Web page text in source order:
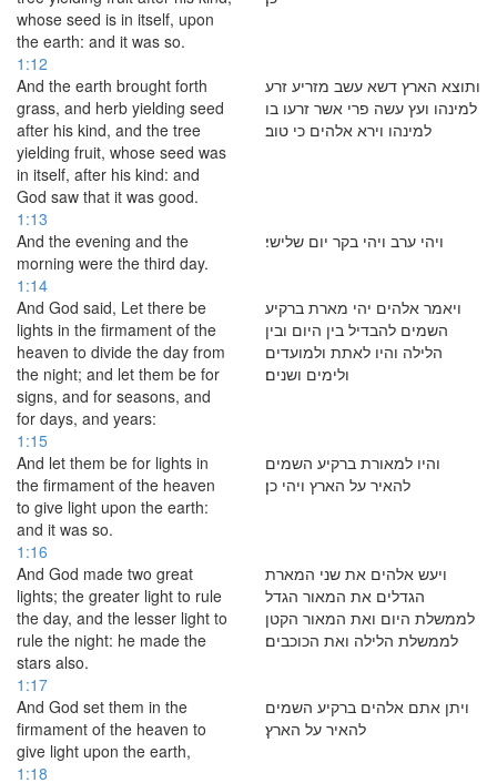
whose seed is in itself, upon
the earth: and it was so.
1:12
And the earth brought forth
grass, and herb yielding seed
after his kind, and the tree
yielding fruit, whose seed was
in itself, after his kind: and
God saw that it was good.
ותוצא הארץ דשא עשב מזריע זרע
למינהו ועץ עשה פרי אשר זרעו בו
למינהו וירא אלהים כי טוב׃
1:13
And the evening and the
morning were the third day.
ויהי ערב ויהי בקר יום שלישי׃
1:14
And God said, Let there be
lights in the firmament of the
heaven to divide the day from
the night; and let them be for
signs, and for seasons, and
for days, and years:
ויאמר אלהים יהי מארת ברקיע
השמים להבדיל בין היום ובין
הלילה והיו לאתת ולמועדים
ולימים ושנים׃
1:15
And let them be for lights in
the firmament of the heaven
to give light upon the earth:
and it was so.
והיו למאורת ברקיע השמים
להאיר על הארץ ויהי כן׃
1:16
And God made two great
lights; the greater light to rule
the day, and the lesser light to
rule the night: he made the
stars also.
ויעש אלהים את שני המארת
הגדלים את המאור הגדל
לממשלת היום ואת המאור הקטן
לממשלת הלילה ואת הכוכבים׃
1:17
And God set them in the
firmament of the heaven to
give light upon the earth,
ויתן אתם אלהים ברקיע השמים
להאיר על הארץ׃
1:18